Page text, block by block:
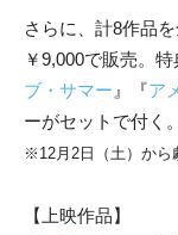
さらに、計8作品
￥9,000で販売。
ブ・サマー 』『ア
ーがセットで付く。
※12月2日（⼟）から
【上映作品】